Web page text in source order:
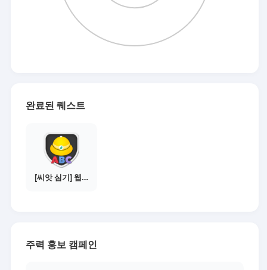
완료된 퀘스트
[씨앗 심기] 웹툰보기 - 수익내기 편
주력 홍보 캠페인